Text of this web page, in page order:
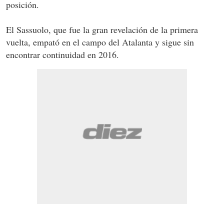
posición.
El Sassuolo, que fue la gran revelación de la primera
vuelta, empató en el campo del Atalanta y sigue sin
encontrar continuidad en 2016.